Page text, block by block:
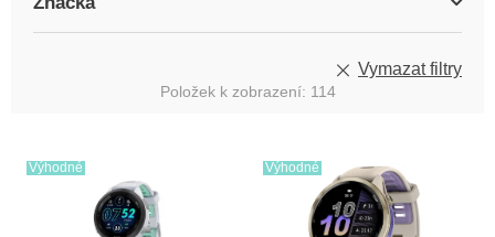
Vymazat filtry
Položek k zobrazení: 114
Výhodné Výhodné